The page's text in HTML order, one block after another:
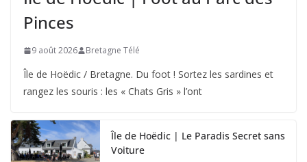
Pinces
9 août 2026 Bretagne Télé
Île de Hoëdic / Bretagne. Du foot ! Sortez les sardines et
rangez les souris : les « Chats Gris » l’ont
Île de Hoëdic | Le Paradis Secret sans
Voiture